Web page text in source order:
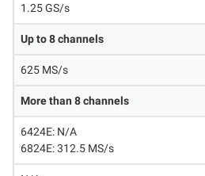
1.25 GS/s
Up to 8 channels
625 MS/s
More than 8 channels
6424E: N/A
6824E: 312.5 MS/s